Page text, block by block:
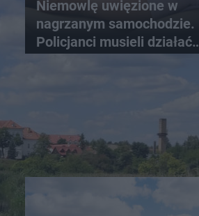
Niemowlę uwięzione w
nagrzanym samochodzie.
Policjanci musieli działać